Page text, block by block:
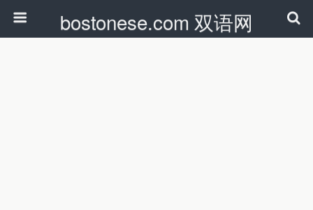
bostonese.com 双语网